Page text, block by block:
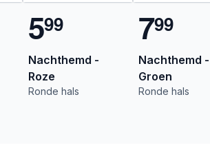
599
Nachthemd -
Roze
Ronde hals
799
Nachthemd -
Groen
Ronde hals